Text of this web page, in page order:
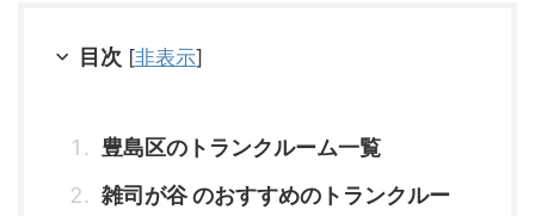
目次 [非表示]
豊島区のトランクルーム一覧
雑司が谷 のおすすめのトランクルー